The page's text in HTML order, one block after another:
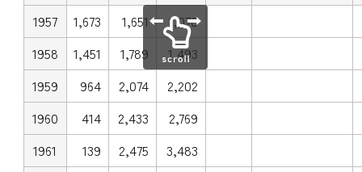
1957
1,673 1,651
1,070
1958
1,451 1,789
1,493
1959
964 2,074
2,202
1960
414 2,433
2,769
1961
139 2,475
3,483